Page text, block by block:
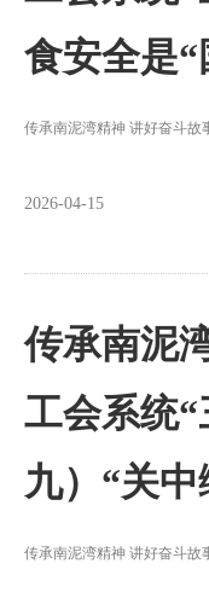
食安全是
传承南泥湾精神 讲好奋斗故
2026-04-15
传承南泥
工会系统
九）“关
传承南泥湾精神 讲好奋斗故